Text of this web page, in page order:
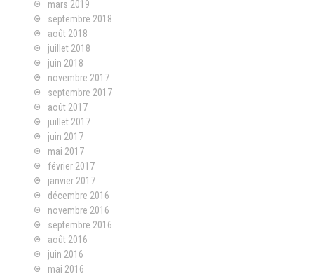
mars 2019
septembre 2018
août 2018
juillet 2018
juin 2018
novembre 2017
septembre 2017
août 2017
juillet 2017
juin 2017
mai 2017
février 2017
janvier 2017
décembre 2016
novembre 2016
septembre 2016
août 2016
juin 2016
mai 2016